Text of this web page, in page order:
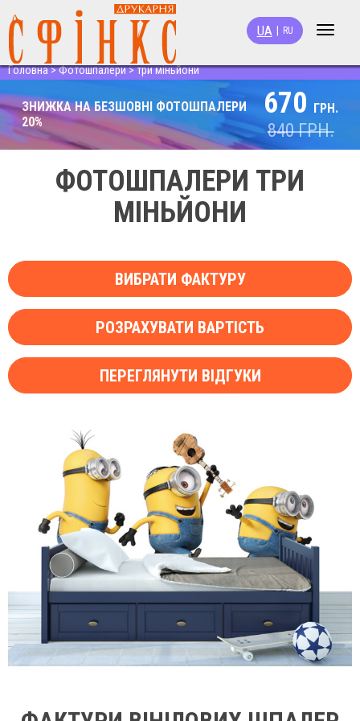
Toggle
UA RU
Головна>Фотошпалери>три міньйони
ЗНИЖКА НА БЕЗШОВНІ ФОТОШПАЛЕРИ
20%
670 ГРН.
840ГРН.
ФОТОШПАЛЕРИ ТРИ
МІНЬЙОНИ
ВИБРАТИ ФАКТУРУ
РОЗРАХУВАТИ ВАРТІСТЬ
ПЕРЕГЛЯНУТИ ВІДГУКИ